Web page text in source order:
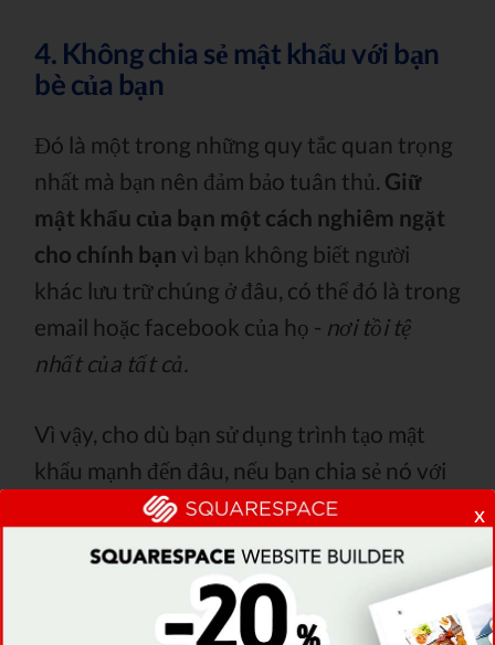
4. Không chia sẻ mật khẩu với bạn
bè của bạn
Đó là một trong những quy tắc quan trọng
nhất mà bạn nên đảm bảo tuân thủ. Giữ
mật khẩu của bạn một cách nghiêm ngặt
cho chính bạn vì bạn không biết người
khác lưu trữ chúng ở đâu, có thể đó là trong
email hoặc facebook của họ - nơi tồi tệ
nhất của tất cả.
Vì vậy, cho dù bạn sử dụng trình tạo mật
khẩu mạnh đến đâu, nếu bạn chia sẻ nó với
người khác, nó không còn an toàn nữa.
Hãy ghi nhớ điều này.
5. Không sử dụng mật khẩu ngắn
x